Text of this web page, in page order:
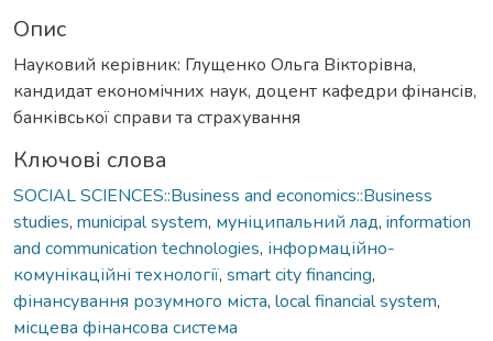
Опис
Науковий керівник: Глущенко Ольга Вікторівна,
кандидат економічних наук, доцент кафедри фінансів,
банківської справи та страхування
Ключові слова
SOCIAL SCIENCES::Business and economics::Business
studies, municipal system, муніципальний лад, information
and communication technologies, інформаційно-
комунікаційні технології, smart city financing,
фінансування розумного міста, local financial system,
місцева фінансова система